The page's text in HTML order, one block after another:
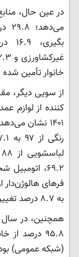
در عین حال،
خانوار تأمین
از سویی دیگر،
۱۴۰۱ نشان
به ۸.۷ درصد تغییر یافته است.
۹۵.۸ درصد
(شبکه عمومی)